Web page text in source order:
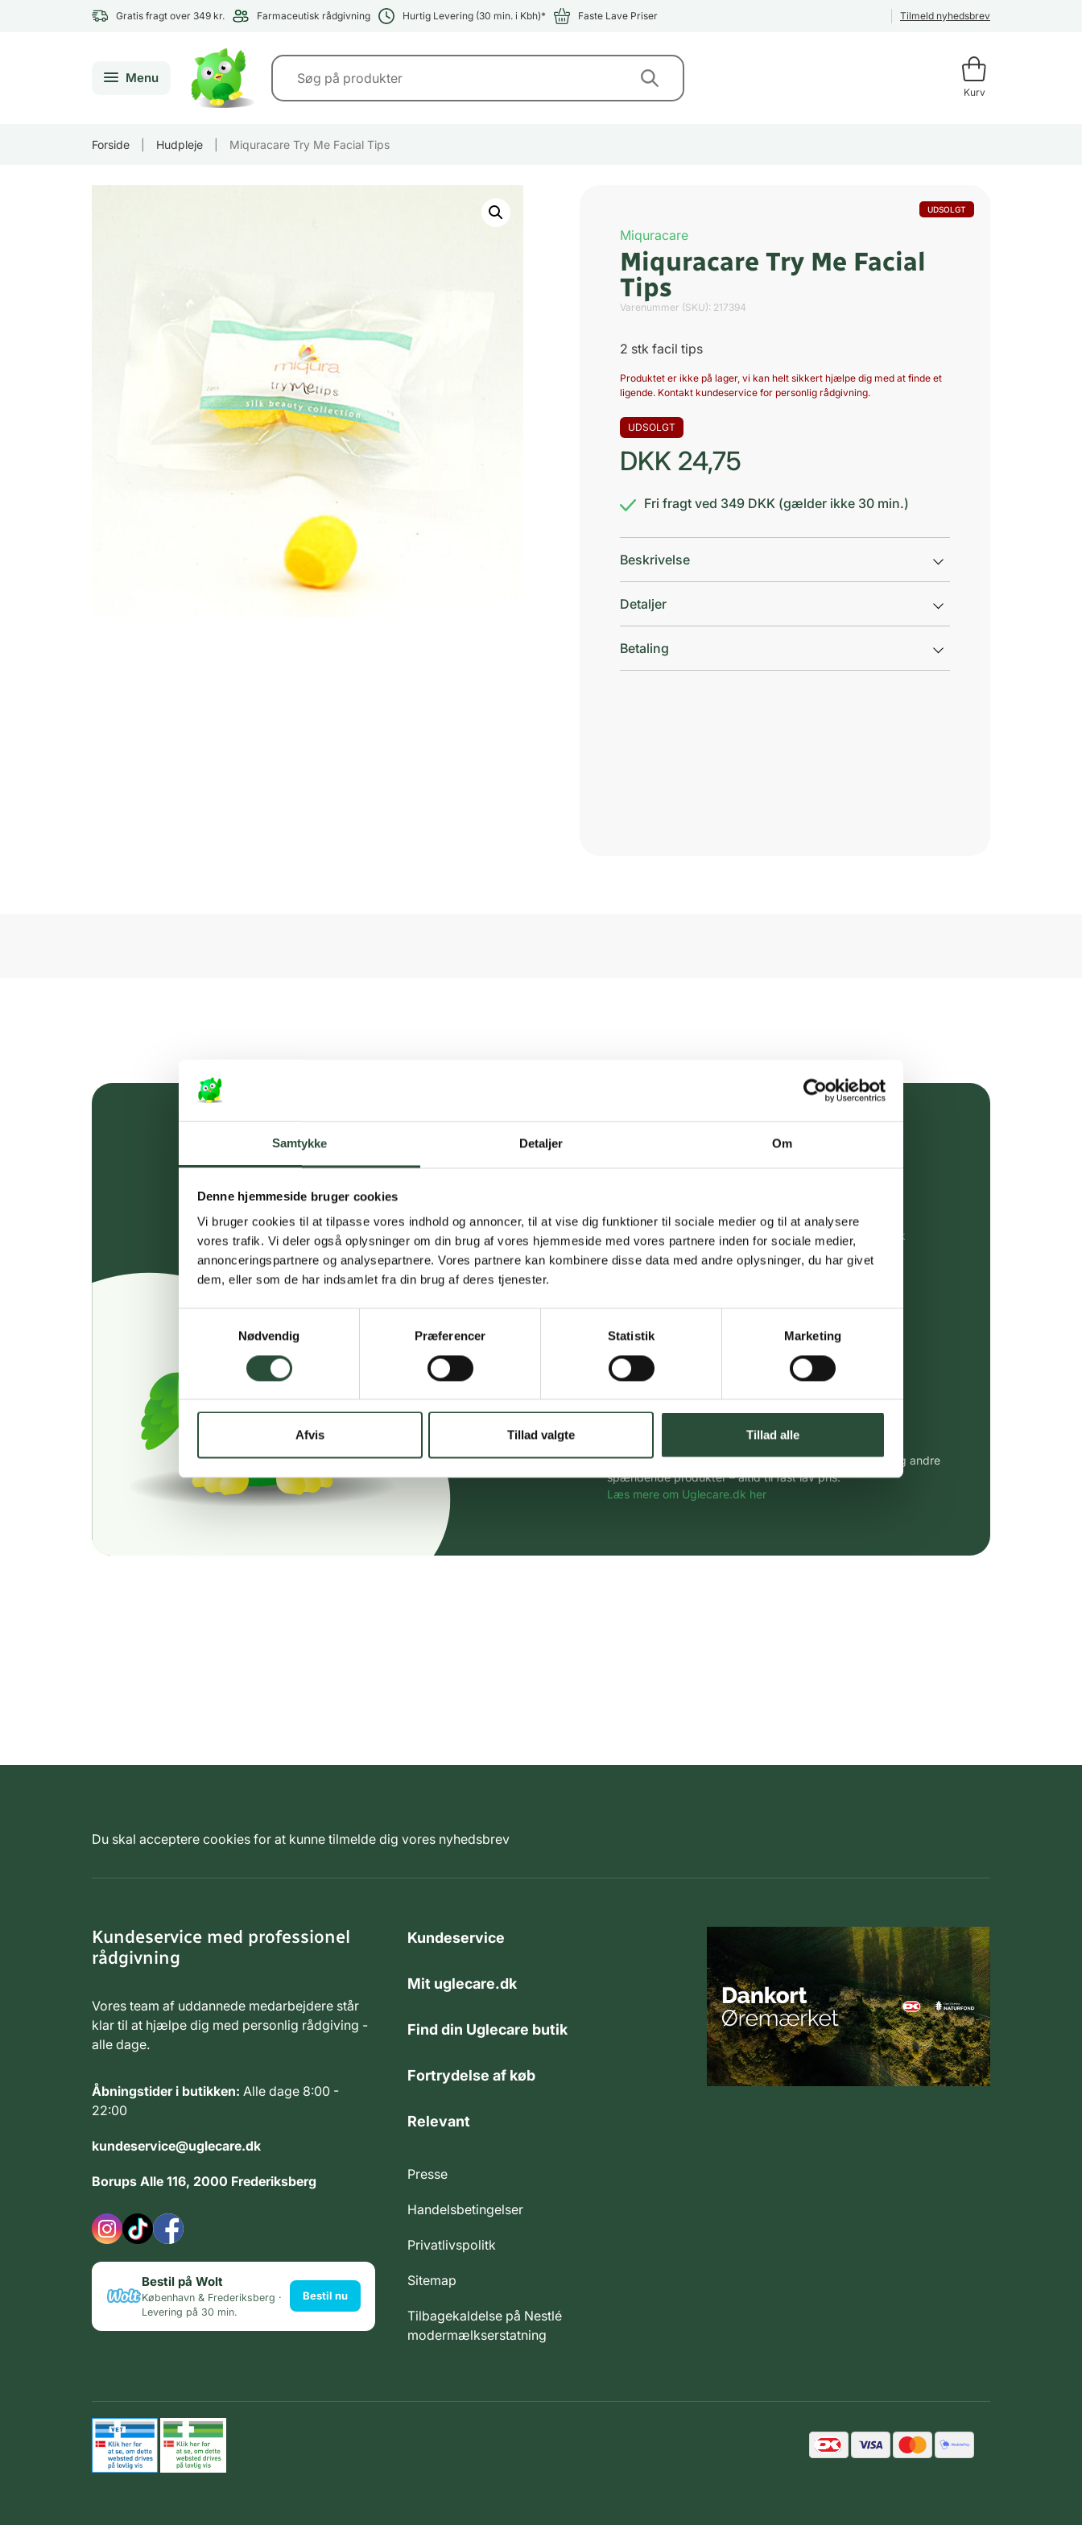
Samtykke Detaljer Om
Denne hjemmeside bruger cookies
Vi bruger cookies til at tilpasse vores indhold og annoncer, til at vise dig funktioner til sociale medier og til at analysere
vores trafik. Vi deler også oplysninger om din brug af vores hjemmeside med vores partnere inden for sociale medier,
annonceringspartnere og analysepartnere. Vores partnere kan kombinere disse data med andre oplysninger, du har givet
dem, eller som de har indsamlet fra din brug af deres tjenester.
Nødvendig
Præferencer Statistik Marketing
Afvis Tillad valgte Tillad alle
Gratis fragt over 349 kr. Farmaceutisk rådgivning Hurtig Levering (30 min. i Kbh)* Faste Lave Priser Tilmeld nyhedsbrev
Menu
Kurv
Forside Hudpleje Miquracare Try Me Facial Tips
UDSOLGT
Miquracare
Miquracare Try Me Facial
Tips
Varenummer (SKU): 217394
2 stk facil tips
Produktet er ikke på lager, vi kan helt sikkert hjælpe dig med at finde et
ligende. Kontakt kundeservice for personlig rådgivning.
UDSOLGT
DKK 24,75
Fri fragt ved 349 DKK (gælder ikke 30 min.)
Beskrivelse
Detaljer
Betaling
Gratis fragt over 349 kr.
Få hjælp til din webordre på:kundeservice@uglecare.dk
Hurtigt leveringen via GLS, og DAO
Faste lave priser*
*Gælder ikke ernæringsprodukter.
Stort udvalg af kendte produkter
Vi tilbyder et stort udvalg af kendte cremer, vitaminer og andre
spændende produkter – altid til fast lav pris.
Læs mere om Uglecare.dk her
Du skal acceptere cookies for at kunne tilmelde dig vores nyhedsbrev
Kundeservice med professionel
rådgivning
Vores team af uddannede medarbejdere står
klar til at hjælpe dig med personlig rådgiving -
alle dage.
Åbningstider i butikken: Alle dage 8:00 -
22:00
kundeservice@uglecare.dk
Borups Alle 116, 2000 Frederiksberg
Bestil på Wolt
København & Frederiksberg ·
Levering på 30 min.
Bestil nu
Kundeservice
Mit uglecare.dk
Find din Uglecare butik
Fortrydelse af køb
Relevant
Presse
Handelsbetingelser
Privatlivspolitk
Sitemap
Tilbagekaldelse på Nestlé
modermælkserstatning